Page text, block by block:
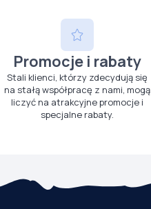
Promocje i rabaty
Stali klienci, którzy zdecydują się
na stałą współpracę z nami, mogą
liczyć na atrakcyjne promocje i
specjalne rabaty.